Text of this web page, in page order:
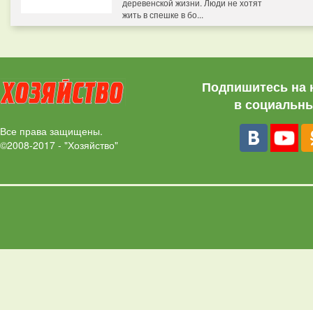
деревенской жизни. Люди не хотят
жить в спешке в бо...
Все права защищены.
©2008-2017 - "Хозяйство"
Подпишитесь на
в